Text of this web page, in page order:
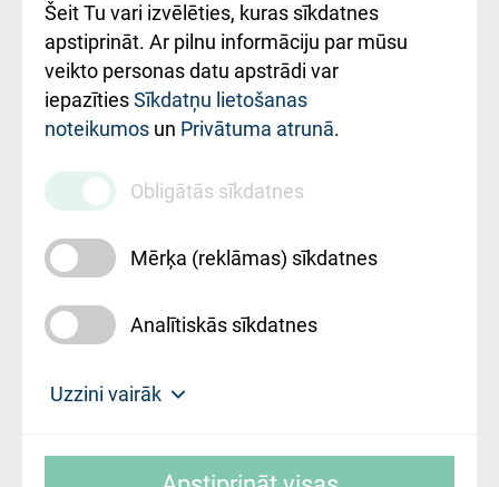
Rekvizīti un
ārstniecības
iestādes kods
010000234
Maksas
pakalpojumu
cenrādis
Šeit Tu vari izvēlēties, kuras sīkdatnes
apstiprināt. Ar pilnu informāciju par mūsu
veikto personas datu apstrādi var
iepazītiesSīkdatņu lietošanas
noteikumos un Privātuma atrunā.
Obligātās sīkdatnes
Mērķa (reklāmas) sīkdatnes
Analītiskās sīkdatnes
Uzzini vairāk
slimnīca, turpmāk – Pārzinis, sīkdatņu